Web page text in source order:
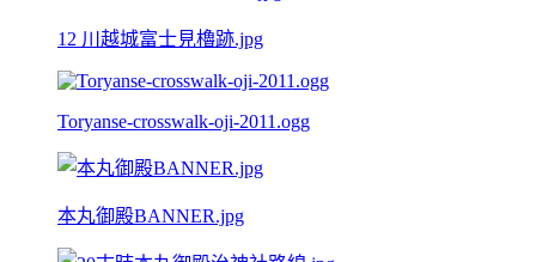
12 川越城富士見櫓跡.jpg
Toryanse-crosswalk-oji-2011.ogg
本丸御殿BANNER.jpg